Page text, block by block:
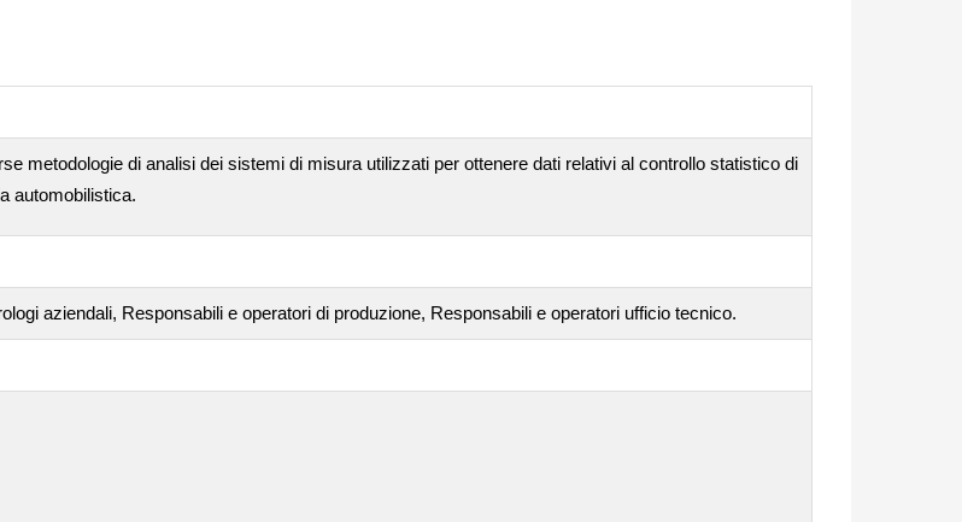
metodologie di analisi dei sistemi di misura utilizzati per ottenere dati relativi al controllo statistico di
automobilistica.
aziendali, Responsabili e operatori di produzione, Responsabili e operatori ufficio tecnico.